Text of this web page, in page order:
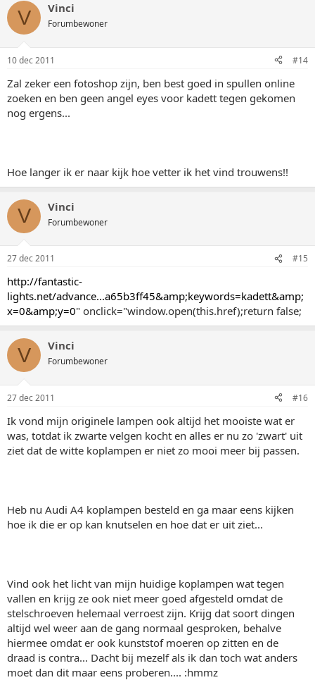
V Vinci
Forumbewoner
10 dec 2011 #14
Zal zeker een fotoshop zijn, ben best goed in spullen online
zoeken en ben geen angel eyes voor kadett tegen gekomen
nog ergens...
Hoe langer ik er naar kijk hoe vetter ik het vind trouwens!!
V Vinci
Forumbewoner
27 dec 2011 #15
http://fantastic-
lights.net/advance...a65b3ff45&amp;keywords=kadett&amp;
x=0&amp;y=0" onclick="window.open(this.href);return false;
V Vinci
Forumbewoner
27 dec 2011 #16
Ik vond mijn originele lampen ook altijd het mooiste wat er
was, totdat ik zwarte velgen kocht en alles er nu zo 'zwart' uit
ziet dat de witte koplampen er niet zo mooi meer bij passen.
Heb nu Audi A4 koplampen besteld en ga maar eens kijken
hoe ik die er op kan knutselen en hoe dat er uit ziet...
Vind ook het licht van mijn huidige koplampen wat tegen
vallen en krijg ze ook niet meer goed afgesteld omdat de
stelschroeven helemaal verroest zijn. Krijg dat soort dingen
altijd wel weer aan de gang normaal gesproken, behalve
hiermee omdat er ook kunststof moeren op zitten en de
draad is contra... Dacht bij mezelf als ik dan toch wat anders
moet dan dit maar eens proberen.... :hmmz